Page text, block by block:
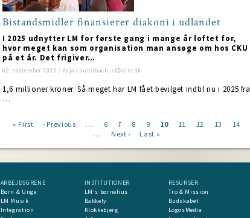
Bistandsmidler finansierer diakoni i udlandet
I 2025 udnytter LM for første gang i mange år loftet for,
hvor meget kan som organisation man ansøge om hos CKU
på et år. Det frigiver…
02. september 2025 / Kaja Lauterbach, kl@dlm.dk
1,6 millioner kroner. Så meget har LM fået bevilget indtil nu i 2025 fra
…
First
« First
Previous
‹ Previous … Page
6 Page
7 Page
8 Page
9
Current
10 Page
11 Page
12 Page
13 Page
14
…
Next
Next ›
Last
Last »
ARBEJDSGRENE
Børn & Unge
LM Musik
Integration
INSTITUTIONER
LM's børnehus
Bakkely
Klokkebjerg
RESURSER
Tro & Mission
Budskabet
LogosMedia